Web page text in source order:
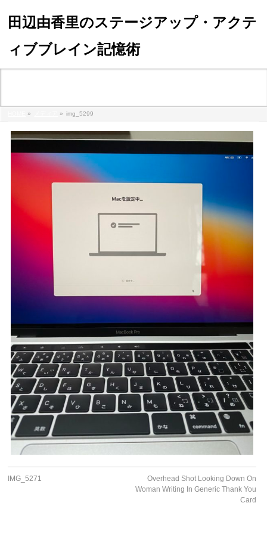
田辺由香里のステージアップ・アクテ
ィブブレイン記憶術
» » img_5299
IMG_5271
Overhead Shot Looking Down On
Woman Writing In Generic Thank You
Card